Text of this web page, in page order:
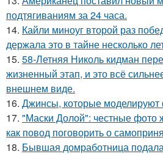
подтягиваниям за 24 часа.
14. Кайли миноуг второй раз
держала это в тайне несколько
15. 58-Летняя Николь кидман
жизненный этап, и это всё
внешнем виде.
16. Джинсы, которые моделируют
17. "Маски Долой": честные
как повод поговорить о
18. Бывшая домработница